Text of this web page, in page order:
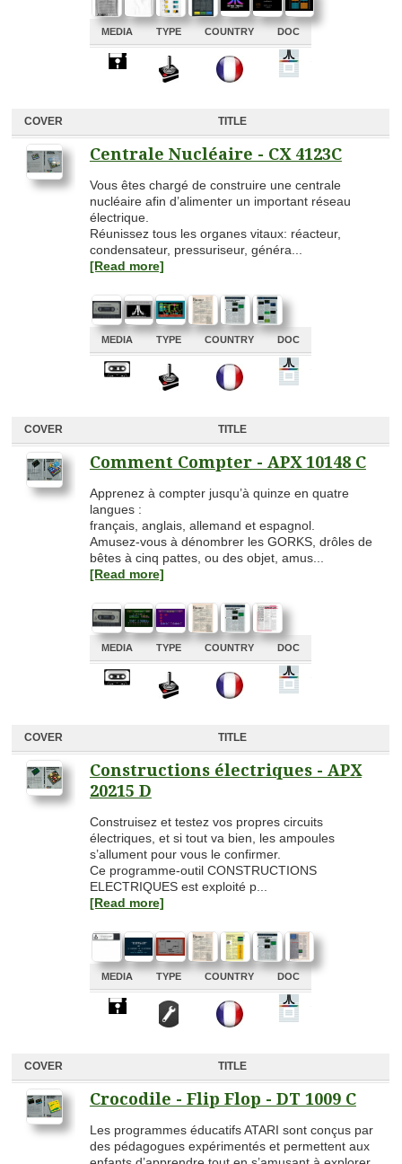
MEDIA TYPE COUNTRY DOC
COVER TITLE
Centrale Nucléaire - CX 4123C
Vous êtes chargé de construire une centrale
nucléaire afin d’alimenter un important réseau
électrique.
Réunissez tous les organes vitaux: réacteur,
condensateur, pressuriseur, généra...
[Read more]
MEDIA TYPE COUNTRY DOC
COVER TITLE
Comment Compter - APX 10148 C
Apprenez à compter jusqu’à quinze en quatre
langues :
français, anglais, allemand et espagnol.
Amusez-vous à dénombrer les GORKS, drôles de
bêtes à cinq pattes, ou des objet, amus...
[Read more]
MEDIA TYPE COUNTRY DOC
COVER TITLE
Constructions électriques - APX
20215 D
Construisez et testez vos propres circuits
électriques, et si tout va bien, les ampoules
s’allument pour vous le confirmer.
Ce programme-outil CONSTRUCTIONS
ELECTRIQUES est exploité p...
[Read more]
MEDIA TYPE COUNTRY DOC
A
COVER TITLE
Crocodile - Flip Flop - DT 1009 C
Les programmes éducatifs ATARI sont conçus par
des pédagogues expérimentés et permettent aux